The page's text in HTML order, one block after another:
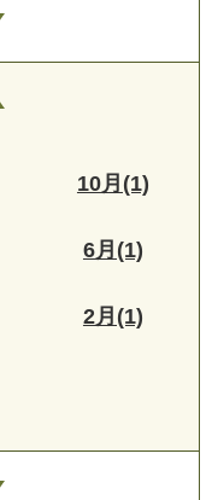
10月(1)
6月(1)
2月(1)